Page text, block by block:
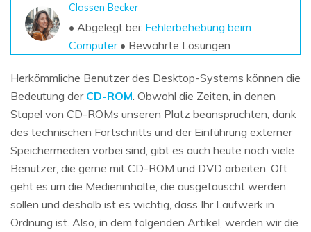
Weitere Produkte
Repairit - Datenreparatur
Classen Becker
• Abgelegt bei: Fehlerbehebung beim
Computer• Bewährte Lösungen
Herkömmliche Benutzer des Desktop-Systems können die
Bedeutung der CD-ROM . Obwohl die Zeiten, in denen
Stapel von CD-ROMs unseren Platz beanspruchten, dank
des technischen Fortschritts und der Einführung externer
Speichermedien vorbei sind, gibt es auch heute noch viele
Benutzer, die gerne mit CD-ROM und DVD arbeiten. Oft
geht es um die Medieninhalte, die ausgetauscht werden
sollen und deshalb ist es wichtig, dass Ihr Laufwerk in
Ordnung ist. Also, in dem folgenden Artikel, werden wir die